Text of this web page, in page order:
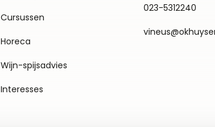
Cursussen
Horeca
Wijn-spijsadvies
Interesses
023-5312240